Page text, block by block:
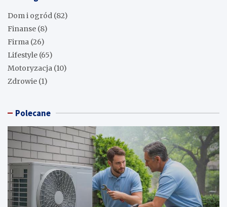
Dom i ogród (82)
Finanse (8)
Firma (26)
Lifestyle (65)
Motoryzacja (10)
Zdrowie (1)
Polecane